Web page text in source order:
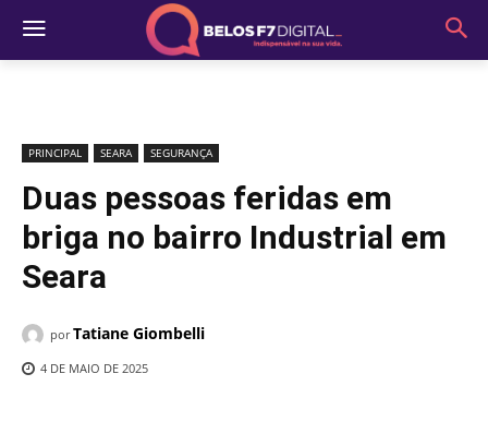
PRINCIPAL SEARA SEGURANÇA
Duas pessoas feridas em
briga no bairro Industrial em
Seara
por Tatiane Giombelli
4 DE MAIO DE 2025